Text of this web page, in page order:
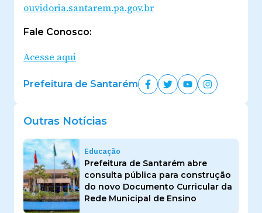
ouvidoria.santarem.pa.gov.br
Fale Conosco:
Acesse aqui
Prefeitura de Santarém
Outras Notícias
Educação
Prefeitura de Santarém abre
consulta pública para construção
do novo Documento Curricular da
Rede Municipal de Ensino